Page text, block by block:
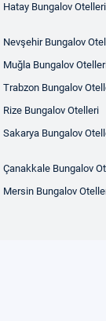
Hatay Bungalov Otelleri
Nevşehir Bungalov
Muğla Bungalov
Trabzon Bungalov
Rize Bungalov Otelleri
Sakarya Bungalov
Çanakkale Bungalov
Mersin Bungalov